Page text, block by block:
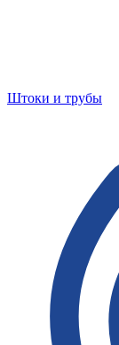
Штоки и трубы